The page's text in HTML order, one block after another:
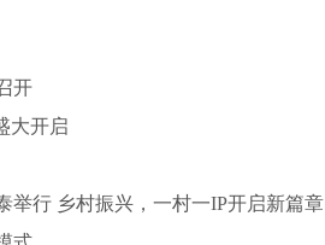
开
大开启
举行 乡村振兴，一村一IP开启新篇章